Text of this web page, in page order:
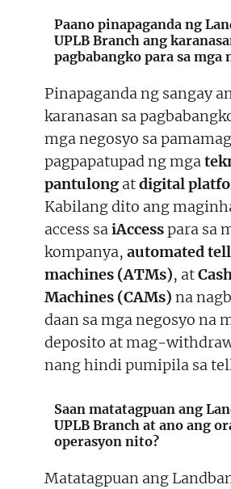
Paano pinapaganda ng
UPLB Branch ang
pagbabangko para sa mga
Pinapaganda ng sangay
karanasan sa
mga negosyo sa
pagpapatupad ng mga
pantulong atdigital
Kabilang dito ang
access saiAccesspara sa
kompanya, automated
machines (ATMs), at
Machines (CAMs) na
daan sa mga negosyo na
deposito at mag-
nang hindi pumipila sa
Saan matatagpuan ang
UPLB Branch at ano ang
operasyon nito?
Matatagpuan ang